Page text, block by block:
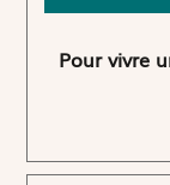
Pour vivre